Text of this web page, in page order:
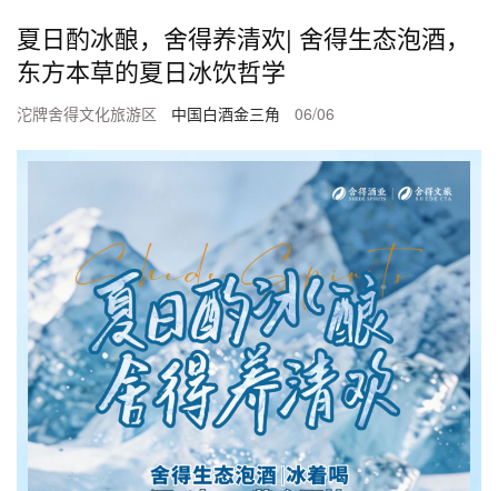
夏日酌冰酿，舍得养清欢| 舍得生态泡酒，
东方本草的夏日冰饮哲学
沱牌舍得文化旅游区 中国白酒金三角 06/06